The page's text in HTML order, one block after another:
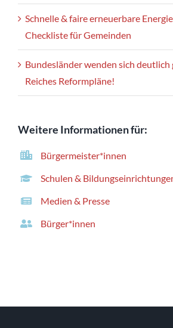
Schnelle & faire erneuerbare
Checkliste für Gemeinden
Bundesländer wenden sich
Reiches Reformpläne!
Weitere Informationen für:
Bürgermeister*innen
Schulen &
Medien & Presse
Bürger*innen